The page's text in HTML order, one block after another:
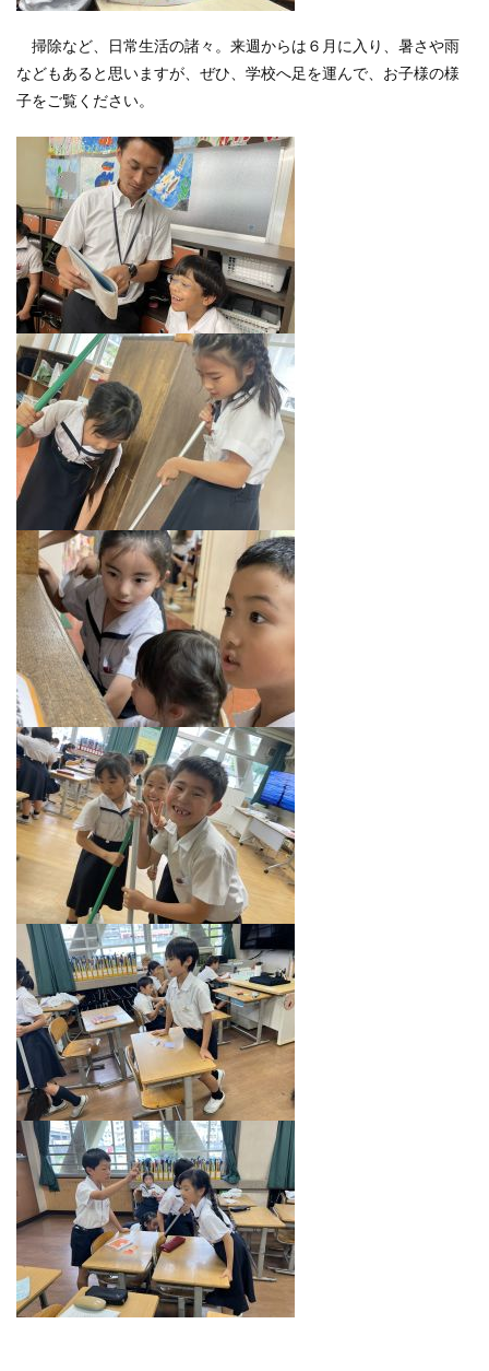
掃除など、日常生活の諸々。来週からは６月に入り、暑さや雨
などもあると思いますが、ぜひ、学校へ足を運んで、お子様の様
子をご覧ください。